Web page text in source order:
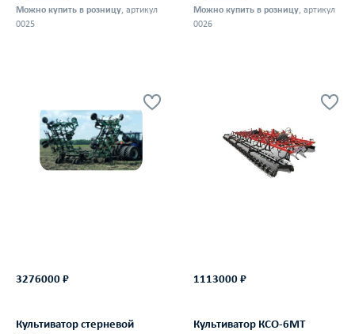
Можно купить в розницу, артикул
0025
Можно купить в розницу, артикул
0026
3276000 ₽
Культиватор стерневой
1113000 ₽
Культиватор КСО-6МТ